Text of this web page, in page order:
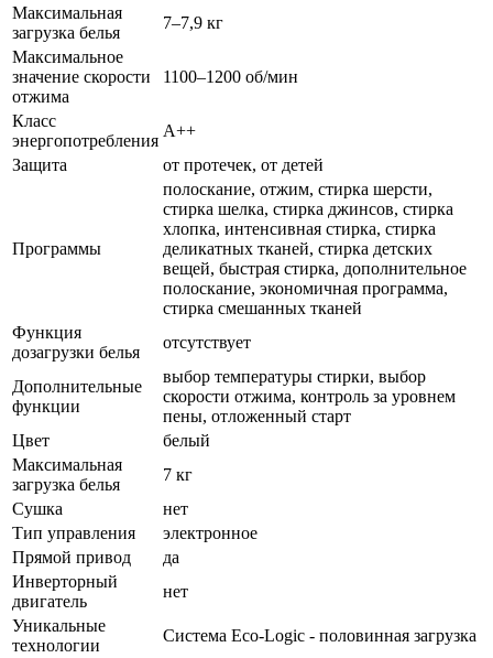
Максимальная
загрузка белья
7–7,9 кг
Максимальное
значение скорости
отжима
1100–1200 об/мин
Класс
энергопотребления
A++
Защита
от протечек, от детей
Программы
полоскание, отжим, стирка шерсти,
стирка шелка, стирка джинсов, стирка
хлопка, интенсивная стирка, стирка
деликатных тканей, стирка детских
вещей, быстрая стирка, дополнительное
полоскание, экономичная программа,
стирка смешанных тканей
Функция
дозагрузки белья
отсутствует
Дополнительные
функции
выбор температуры стирки, выбор
скорости отжима, контроль за уровнем
пены, отложенный старт
Цвет
белый
Максимальная
загрузка белья
7 кг
Сушка
нет
Тип управления
электронное
Прямой привод
да
Инверторный
двигатель
нет
Уникальные
технологии
Система Eco-Logic - половинная загрузка